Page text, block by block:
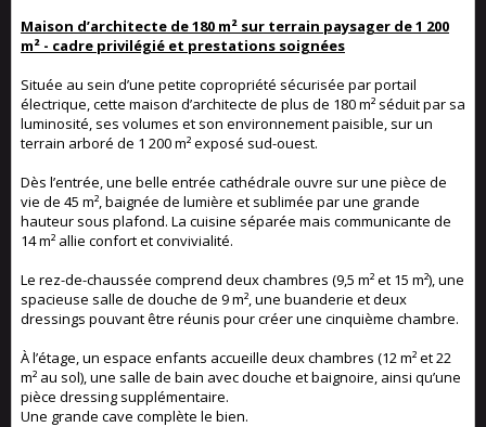
Maison d’architecte de 180 m² sur terrain paysager de 1 200
m² - cadre privilégié et prestations soignées
Située au sein d’une petite copropriété sécurisée par portail
électrique, cette maison d’architecte de plus de 180 m² séduit par sa
luminosité, ses volumes et son environnement paisible, sur un
terrain arboré de 1 200 m² exposé sud-ouest.
Dès l’entrée, une belle entrée cathédrale ouvre sur une pièce de
vie de 45 m², baignée de lumière et sublimée par une grande
hauteur sous plafond. La cuisine séparée mais communicante de
14 m² allie confort et convivialité.
Le rez-de-chaussée comprend deux chambres (9,5 m² et 15 m²), une
spacieuse salle de douche de 9 m², une buanderie et deux
dressings pouvant être réunis pour créer une cinquième chambre.
À l’étage, un espace enfants accueille deux chambres (12 m² et 22
m² au sol), une salle de bain avec douche et baignoire, ainsi qu’une
pièce dressing supplémentaire.
Une grande cave complète le bien.